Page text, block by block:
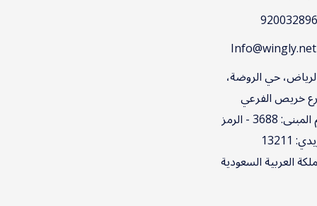
حي الروضة،
خريص الفرعي
رقم المبنى: 3688 - الرمز
13211
العربية السعودية